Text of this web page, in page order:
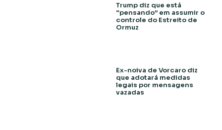
Trump diz que está
“pensando” em assumir o
controle do Estreito de
Ormuz
Ex-noiva de Vorcaro diz
que adotará medidas
legais por mensagens
vazadas